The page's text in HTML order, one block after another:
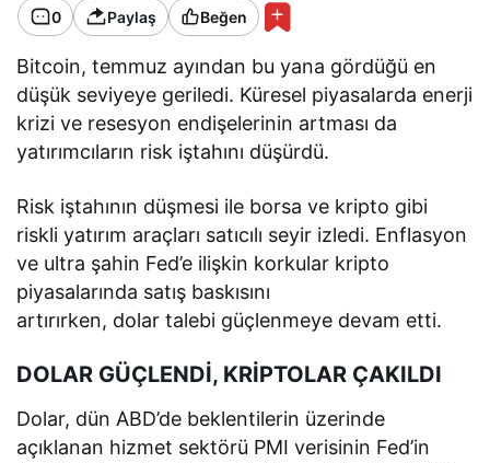
0 Paylaş Beğen
Bitcoin, temmuz ayından bu yana gördüğü en
düşük seviyeye geriledi. Küresel piyasalarda enerji
krizi ve resesyon endişelerinin artması da
yatırımcıların risk iştahını düşürdü.
Risk iştahının düşmesi ile borsa ve kripto gibi
riskli yatırım araçları satıcılı seyir izledi. Enflasyon
ve ultra şahin Fed’e ilişkin korkular kripto
piyasalarında satış baskısını
artırırken, dolar talebi güçlenmeye devam etti.
DOLAR GÜÇLENDİ, KRİPTOLAR ÇAKILDI
Dolar, dün ABD’de beklentilerin üzerinde
açıklanan hizmet sektörü PMI verisinin Fed’in